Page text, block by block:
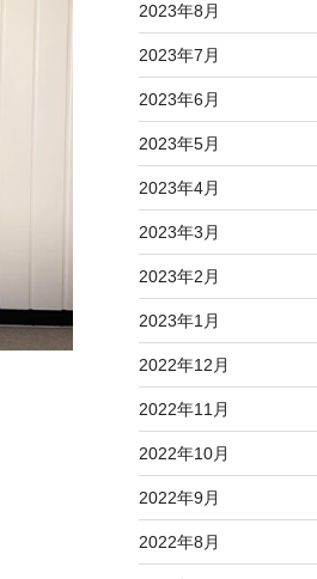
2023年8月
2023年7月
2023年6月
2023年5月
2023年4月
2023年3月
2023年2月
2023年1月
2022年12月
2022年11月
2022年10月
2022年9月
2022年8月